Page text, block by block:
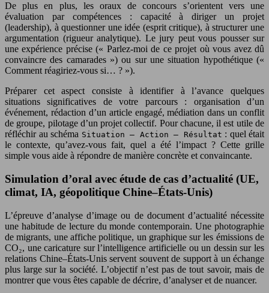
De plus en plus, les oraux de concours s’orientent vers une
évaluation par compétences : capacité à diriger un projet
(leadership), à questionner une idée (esprit critique), à structurer une
argumentation (rigueur analytique). Le jury peut vous pousser sur
une expérience précise (« Parlez-moi de ce projet où vous avez dû
convaincre des camarades ») ou sur une situation hypothétique («
Comment réagiriez-vous si… ? »).
Préparer cet aspect consiste à identifier à l’avance quelques
situations significatives de votre parcours : organisation d’un
événement, rédaction d’un article engagé, médiation dans un conflit
de groupe, pilotage d’un projet collectif. Pour chacune, il est utile de
réfléchir au schéma Situation – Action – Résultat : quel était
le contexte, qu’avez-vous fait, quel a été l’impact ? Cette grille
simple vous aide à répondre de manière concrète et convaincante.
Simulation d’oral avec étude de cas d’actualité (UE,
climat, IA, géopolitique Chine–États-Unis)
L’épreuve d’analyse d’image ou de document d’actualité nécessite
une habitude de lecture du monde contemporain. Une photographie
de migrants, une affiche politique, un graphique sur les émissions de
CO₂, une caricature sur l’intelligence artificielle ou un dessin sur les
relations Chine–États-Unis servent souvent de support à un échange
plus large sur la société. L’objectif n’est pas de tout savoir, mais de
montrer que vous êtes capable de décrire, d’analyser et de nuancer.